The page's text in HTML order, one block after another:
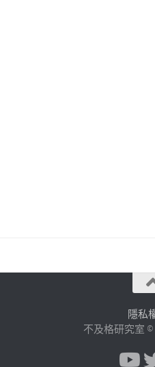
隱私
不及格研究室